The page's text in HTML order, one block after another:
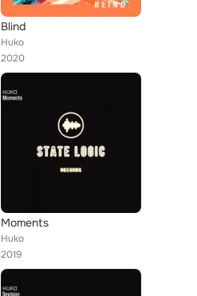
Blind
Huko
2020
Moments
Huko
2019